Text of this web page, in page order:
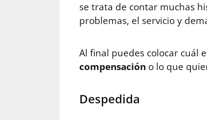
se trata de contar muchas
problemas, el servicio y
Al final puedes colocar cuál
compensación o lo que
Despedida